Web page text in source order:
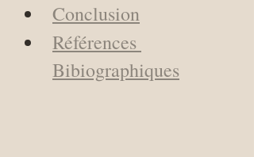
Conclusion
Références
Bibiographiques